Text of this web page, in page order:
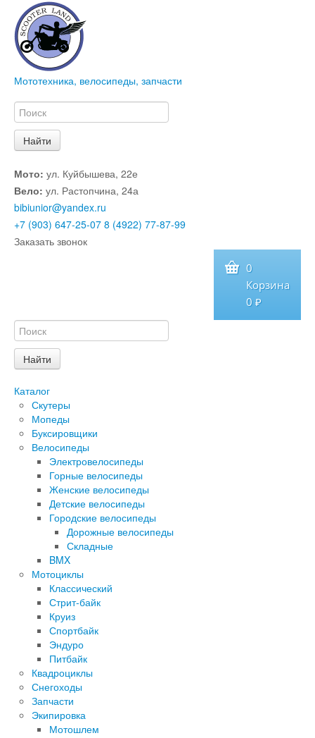
Мототехника, велосипеды, запчасти
Мото: ул. Куйбышева, 22е
Вело: ул. Растопчина, 24а
bibiunior@yandex.ru
+7 (903) 647-25-07 8 (4922) 77-87-99
Заказать звонок
0
Корзина
0 ₽
Каталог
Скутеры
Мопеды
Буксировщики
Велосипеды
Электровелосипеды
Горные велосипеды
Женские велосипеды
Детские велосипеды
Городские велосипеды
Дорожные велосипеды
Складные
BMX
Мотоциклы
Классический
Стрит-байк
Круиз
Спортбайк
Эндуро
Питбайк
Квадроциклы
Снегоходы
Запчасти
Экипировка
Мотошлем